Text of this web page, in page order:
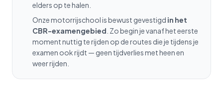
elders op te halen.
Onze motorrijschool is bewust gevestigd in het
CBR-examengebied . Zo begin je vanaf het eerste
moment nuttig te rijden op de routes die je tijdens je
examen ook rijdt — geen tijdverlies met heen en
weer rijden.